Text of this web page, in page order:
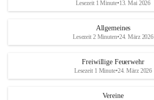
Lesezeit 1 Minute•13. Mai 2026
Allgemeines
Lesezeit 2 Minuten•24. März 2026
Freiwillige Feuerwehr
Lesezeit 1 Minute•24. März 2026
Vereine